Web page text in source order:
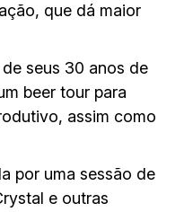
que dá maior
seus 30 anos de
beer tour para
assim como
por uma sessão de
e outras